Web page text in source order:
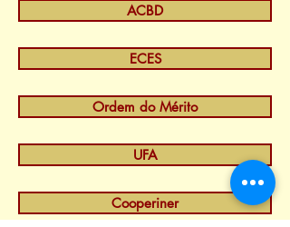
ACBD
ECES
Ordem do Mérito
UFA
Cooperiner